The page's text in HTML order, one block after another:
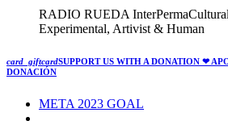
RADIO RUEDA
Experimental, Artivist & Human
card_giftcardSUPPORT US WITH A DONATION ❤
DONACIÓN
META 2023 GOAL